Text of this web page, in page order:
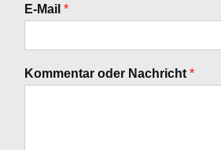
E-Mail *
Kommentar oder Nachricht *